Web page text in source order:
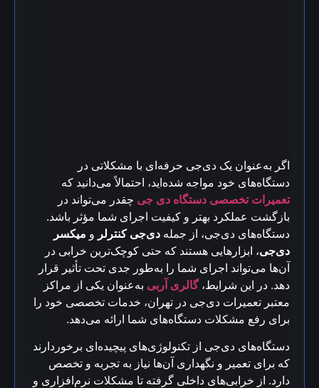
اگر به‌عنوان یک دی‌جی حرفه‌ای با مشکلاتی در
دستگاه‌های خود مواجه شده‌اید، احتمالاً می‌دانید که
تعمیرات تخصصی دستگاه‌ دی جی چقدر می‌تواند در
بازگشت عملکرد بهتر و کیفیت اجرای شما مؤثر باشد.
دستگاه‌های دی‌جی، از جمله دی‌جی کنترلر و میکسر
دی‌جی، ابزارهایی هستند که حتی کوچک‌ترین خرابی در
آن‌ها می‌تواند اجرای شما را به‌طور جدی تحت تأثیر قرار
دهد. در این شرایط،گالری آربی به‌عنوان یکی از مراکز
معتبر تعمیرات دی‌جی در تهران، خدمات تخصصی خود را
برای رفع مشکلات دستگاه‌های شما ارائه می‌دهد.
دستگاه‌های دی‌جی از تکنولوژی‌های پیچیده‌ای برخوردارند
که برای تعمیر و نگهداری آن‌ها نیاز به تجربه و تخصص
دارد. از خرابی‌های داخلی گرفته تا مشکلات نرم‌افزاری و